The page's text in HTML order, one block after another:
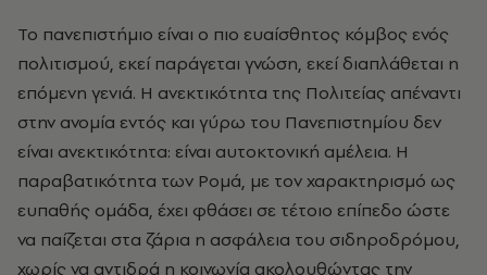
Το πανεπιστήμιο είναι ο πιο ευαίσθητος κόμβος ενός
πολιτισμού, εκεί παράγεται γνώση, εκεί διαπλάθεται η
επόμενη γενιά. Η ανεκτικότητα της Πολιτείας απέναντι
στην ανομία εντός και γύρω του Πανεπιστημίου δεν
είναι ανεκτικότητα: είναι αυτοκτονική αμέλεια. Η
παραβατικότητα των Ρομά, με τον χαρακτηρισμό ως
ευπαθής ομάδα, έχει φθάσει σε τέτοιο επίπεδο ώστε
να παίζεται στα ζάρια η ασφάλεια του σιδηροδρόμου,
χωρίς να αντιδρά η κοινωνία ακολουθώντας την